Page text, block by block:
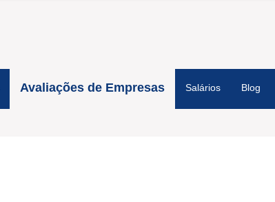
Avaliações de Empresas Salários Blog